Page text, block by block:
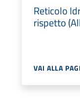
Reticolo
rispetto
VAI ALLA